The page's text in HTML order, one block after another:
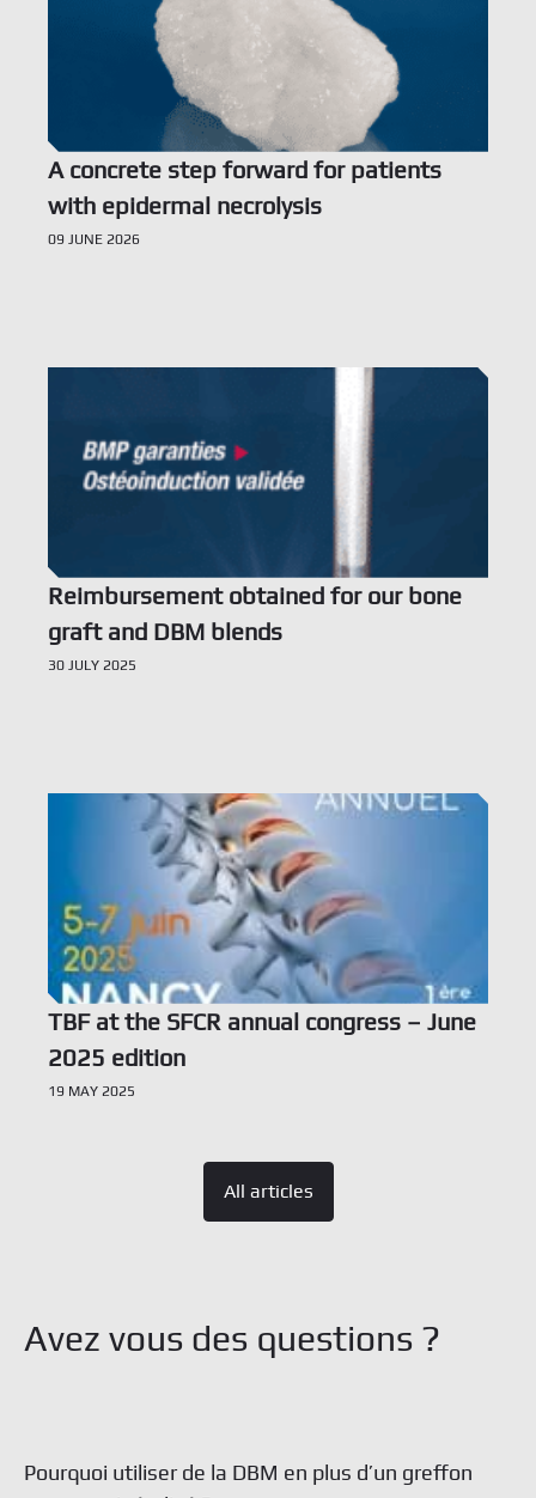
A concrete step forward for patients
with epidermal necrolysis
09 JUNE 2026
Reimbursement obtained for our bone
graft and DBM blends
30 JULY 2025
TBF at the SFCR annual congress – June
2025 edition
19 MAY 2025
All articles
Pourquoi utiliser de la DBM en plus d’un greffon